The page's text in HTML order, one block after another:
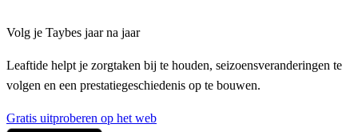
Volg je Taybes jaar na jaar
Leaftide helpt je zorgtaken bij te houden, seizoensveranderingen te
volgen en een prestatiegeschiedenis op te bouwen.
Gratis uitproberen op het web